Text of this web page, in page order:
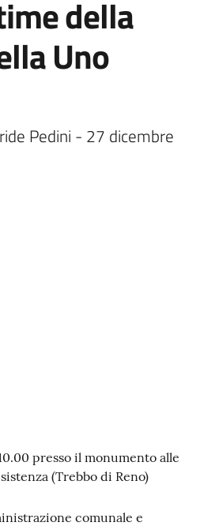
della
Uno
Pedini - 27 dicembre
presso il monumento alle
(Trebbo di Reno)
comunale e